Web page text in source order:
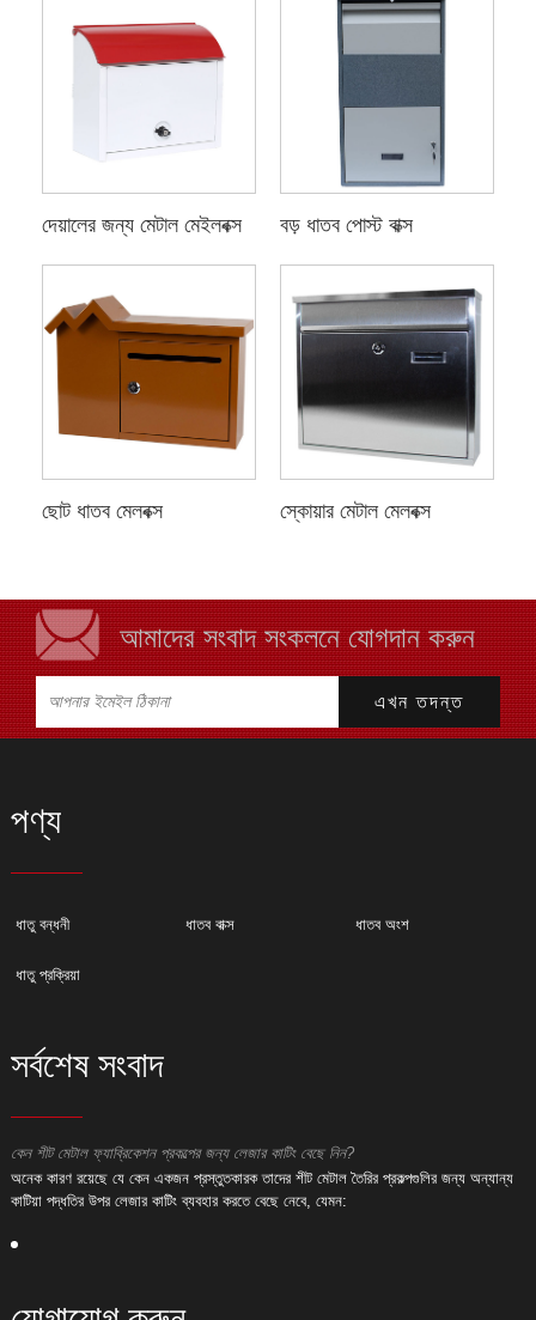
দেয়ালের জন্য মেটাল মেইলবক্স বড় ধাতব পোস্ট বাক্স
ছোট ধাতব মেলবক্স স্কোয়ার মেটাল মেলবক্স
আমাদের সংবাদ সংকলনে যোগদান করুন
পণ্য
ধাতু বন্ধনী ধাতব বাক্স ধাতব অংশ
ধাতু প্রক্রিয়া
সর্বশেষ সংবাদ
কেন শীট মেটাল ফ্যাব্রিকেশন প্রকল্পের জন্য লেজার কাটিং বেছে নিন?
অনেক কারণ রয়েছে যে কেন একজন প্রস্তুতকারক তাদের শীট মেটাল তৈরির প্রকল্পগুলির জন্য অন্যান্য
কাটিয়া পদ্ধতির উপর লেজার কাটিং ব্যবহার করতে বেছে নেবে, যেমন: